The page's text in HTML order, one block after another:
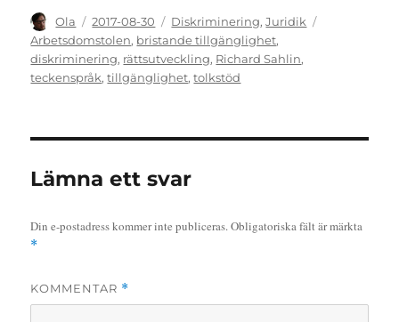
Författare
Ola
Publicerat
den
2017-08-30 Kategorier
Diskriminering,Juridik
Arbetsdomstolen, bristande tillgänglighet,
diskriminering, rättsutveckling, Richard Sahlin,
teckenspråk,tillgänglighet,tolkstöd
Lämna ett svar
Din e-postadress kommer inte publiceras.Obligatoriska fält är märkta
*
KOMMENTAR *